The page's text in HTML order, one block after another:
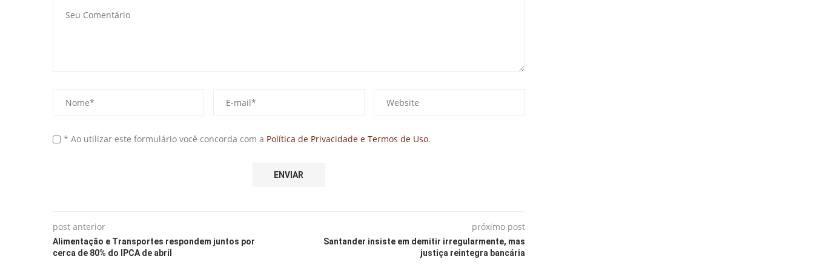
* Ao utilizar este formulário você concorda com a Política de Privacidade e Termos de Uso.
post anterior
Alimentação e Transportes respondem juntos por
cerca de 80% do IPCA de abril
próximo post
Santander insiste em demitir irregularmente, mas
justiça reintegra bancária